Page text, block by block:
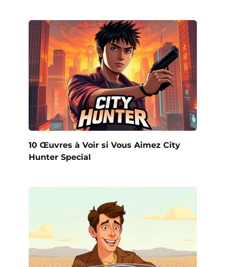
10 Œuvres à Voir si Vous Aimez City
Hunter Special